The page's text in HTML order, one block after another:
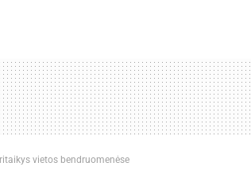
vietos bendruomenėse